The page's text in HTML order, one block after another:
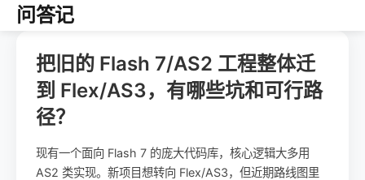
问答记
把旧的 Flash 7/AS2 工程整体迁
到 Flex/AS3，有哪些坑和可行路
径？
现有一个面向 Flash 7 的庞大代码库，核心逻辑大多用
AS2 类实现。新项目想转向 Flex/AS3，但近期路线图里